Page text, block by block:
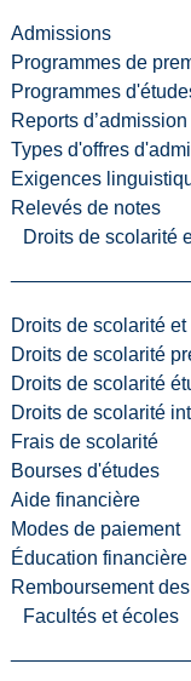
Admissions
Programmes de
Programmes
Reports d’admission
Types d'offres
Exigences
Relevés de notes
Droits de scolarité
Droits de scolarité
Droits de scolarité
Droits de scolarité
Droits de scolarité
Frais de scolarité
Bourses d'études
Aide financière
Modes de paiement
Éducation financière
Remboursement
Facultés et écoles